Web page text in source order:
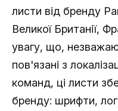
листи від бренду
Великої Британії,
увагу, що,
пов'язані з
команд, ці листи
бренду: шрифти,